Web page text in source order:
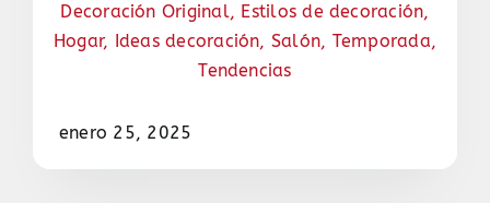
Decoración Original, Estilos de decoración,
Hogar, Ideas decoración, Salón, Temporada,
Tendencias
enero 25, 2025